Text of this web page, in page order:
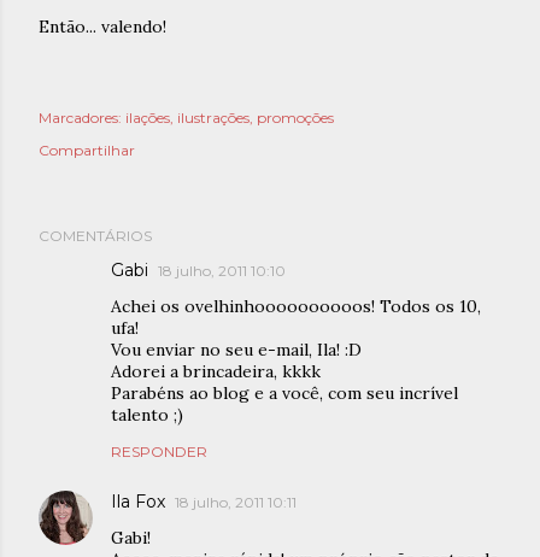
Então... valendo!
Marcadores: ilações ilustrações promoções
Compartilhar
COMENTÁRIOS
Gabi 18 julho, 2011 10:10
Achei os ovelhinhoooooooooos! Todos os 10,
ufa!
Vou enviar no seu e-mail, Ila! :D
Adorei a brincadeira, kkkk
Parabéns ao blog e a você, com seu incrível
talento ;)
RESPONDER
Ila Fox 18 julho, 2011 10:11
Gabi!